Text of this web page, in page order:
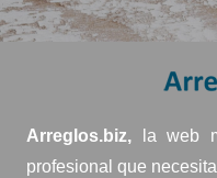
Arreglos.biz,
la web
profesional que